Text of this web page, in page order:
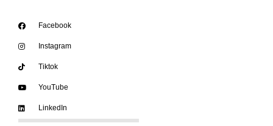
Facebook
Instagram
Tiktok
YouTube
LinkedIn